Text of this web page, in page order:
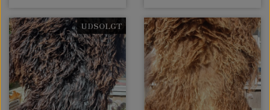
WAPATO - PILEBLAD
UDSOLGT